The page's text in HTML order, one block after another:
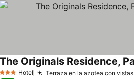
3 Estrellas
Hotel Terraza en la azotea con
The Originals Residence,